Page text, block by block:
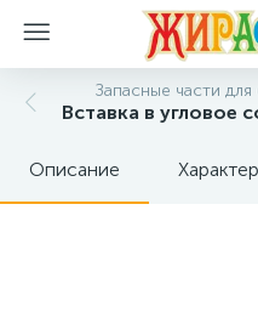
Запасные части
Вставка в угловое
Описание